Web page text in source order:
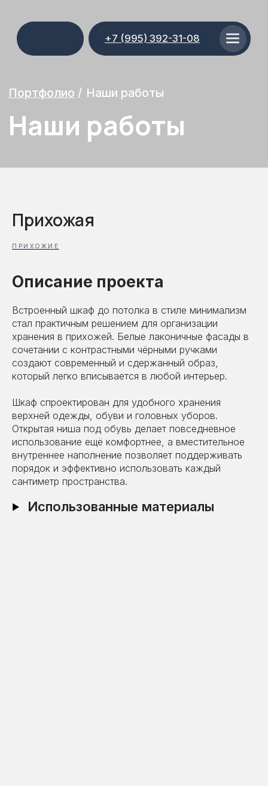
+7 (995) 392-31-08
Наши работы
Прихожая
ПРИХОЖИЕ
Описание проекта
Встроенный шкаф до потолка в стиле минимализм
стал практичным решением для организации
хранения в прихожей. Белые лаконичные фасады в
сочетании с контрастными чёрными ручками
создают современный и сдержанный образ,
который легко вписывается в любой интерьер.
Шкаф спроектирован для удобного хранения
верхней одежды, обуви и головных уборов.
Открытая ниша под обувь делает повседневное
использование ещё комфортнее, а вместительное
внутреннее наполнение позволяет поддерживать
порядок и эффективно использовать каждый
сантиметр пространства.
Использованные материалы